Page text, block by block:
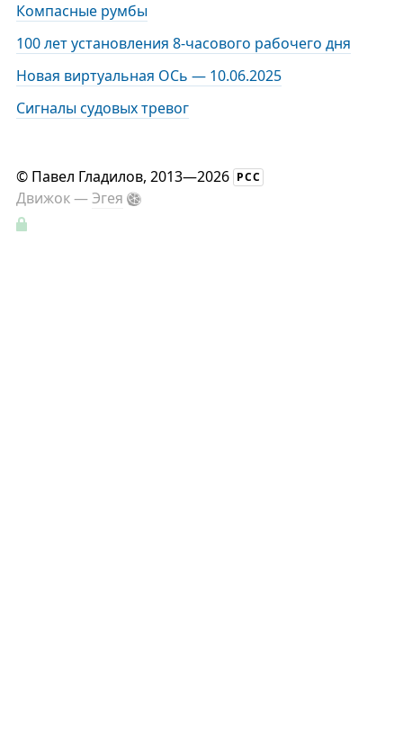
Компасные румбы
100 лет установления 8-часового рабочего дня
Новая виртуальная ОСь — 10.06.2025
Сигналы судовых тревог
© Павел Гладилов, 2013—2026 РСС
Движок —Эгея